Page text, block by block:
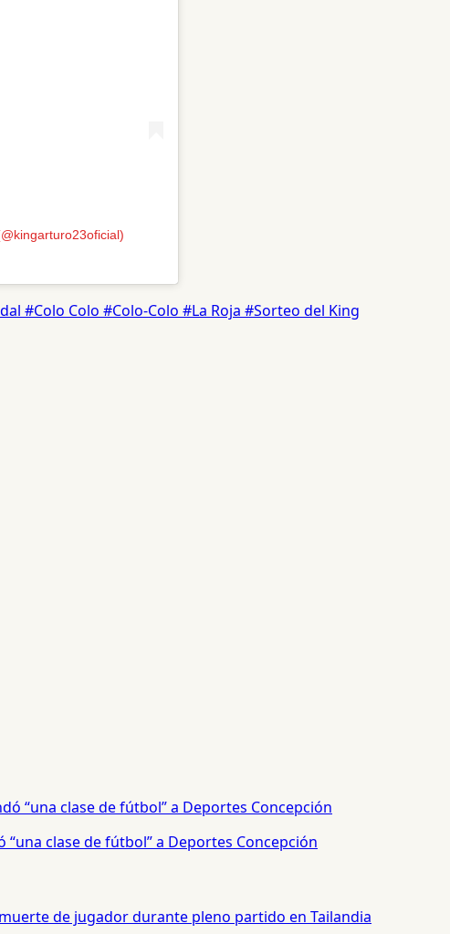
#Colo Colo #Colo-Colo #La Roja #Sorteo del King
clase de fútbol” a Deportes Concepción